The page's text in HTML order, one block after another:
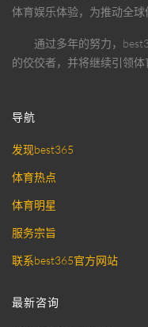
体育娱乐体验，为推动全球
通过多年的努力，
的佼佼者，并将继续引领体
导航
发现best365
体育热点
体育明星
服务宗旨
联系best365官方网站
最新咨询